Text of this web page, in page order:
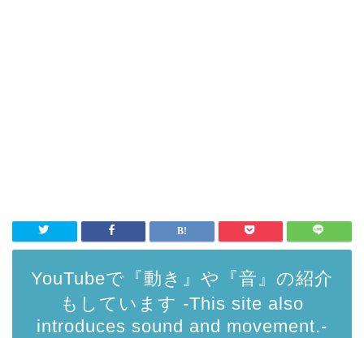
YouTubeで『動き』や『音』の紹介
もしています -This site also
introduces sound and movement.-